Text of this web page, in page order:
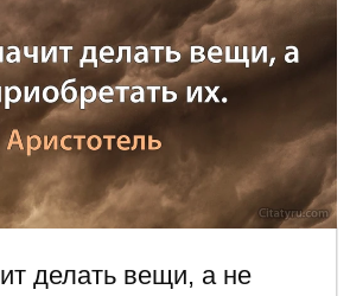
делать вещи, а не